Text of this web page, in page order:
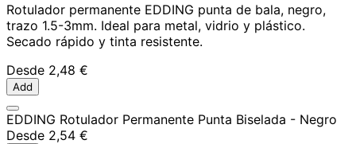
Rotulador permanente EDDING punta de bala, negro,
trazo 1.5-3mm. Ideal para metal, vidrio y plástico.
Secado rápido y tinta resistente.
Desde 2,48 €
Add
EDDING Rotulador Permanente Punta Biselada - Negro
Desde 2,54 €